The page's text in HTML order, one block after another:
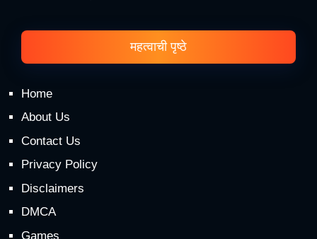
महत्वाची पृष्ठे
Home
About Us
Contact Us
Privacy Policy
Disclaimers
DMCA
Games